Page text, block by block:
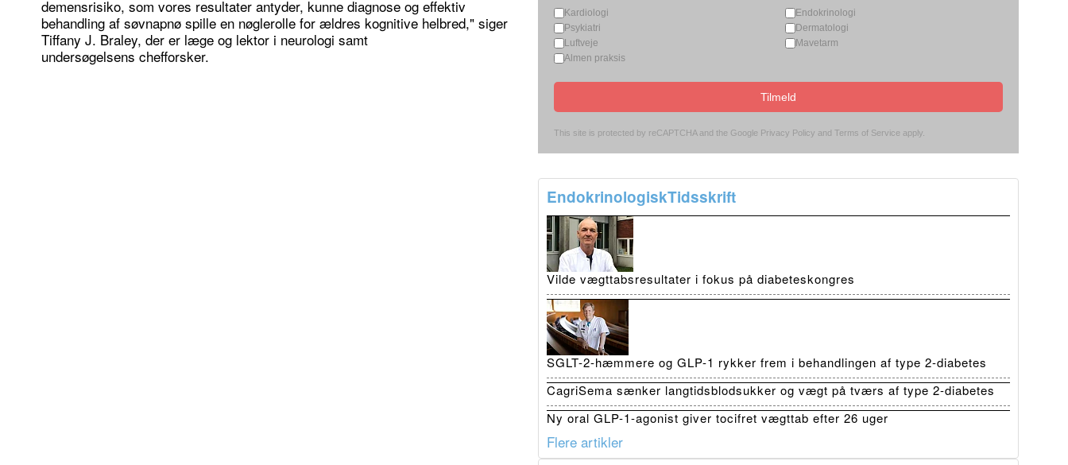
demensrisiko, som vores resultater antyder, kunne diagnose og effektiv
behandling af søvnapnø spille en nøglerolle for ældres kognitive helbred," siger
Tiffany J. Braley, der er læge og lektor i neurologi samt
undersøgelsens chefforsker.
Kardiologi
Endokrinologi
Psykiatri
Dermatologi
Luftveje
Mavetarm
Almen praksis
Tilmeld
This site is protected by reCAPTCHA and the Google Privacy Policy and Terms of Service apply.
EndokrinologiskTidsskrift
Vilde vægttabsresultater i fokus på diabeteskongres
SGLT-2-hæmmere og GLP-1 rykker frem i behandlingen af type 2-diabetes
CagriSema sænker langtidsblodsukker og vægt på tværs af type 2-diabetes
Ny oral GLP-1-agonist giver tocifret vægttab efter 26 uger
Flere artikler